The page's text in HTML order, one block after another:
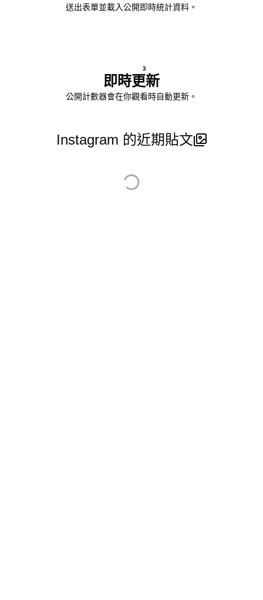
送出表單並載入公開即時統計資料。
3
即時更新
公開計數器會在你觀看時自動更新。
Instagram 的近期貼文